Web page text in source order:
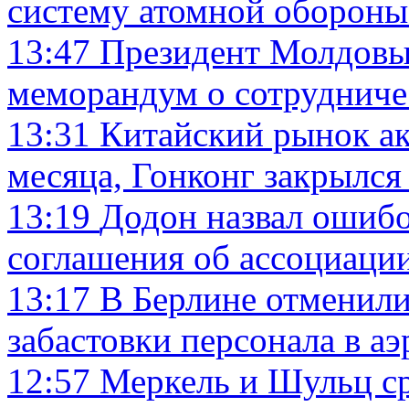
систему атомной
13:47 Президент
меморандум о
13:31 Китайский рынок
месяца, Гонконг
13:19 Додон назвал
соглашения об
13:17 В Берлине
забастовки персонала в
12:57 Меркель и Шульц